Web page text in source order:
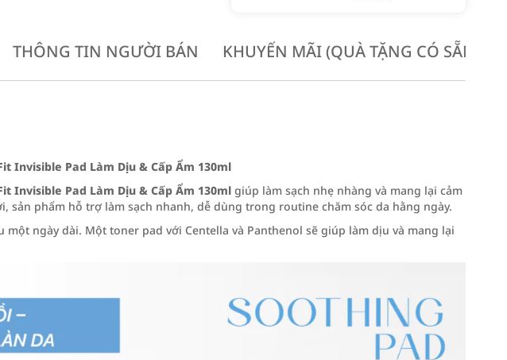
THÔNG TIN NGƯỜI BÁN KHUYẾN MÃI (QUÀ TẶNG CÓ SẴN
Invisible Pad Làm Dịu & Cấp Ẩm 130ml
Invisible Pad Làm Dịu & Cấp Ẩm 130ml giúp làm sạch nhẹ nhàng và mang lại cảm
sản phẩm hỗ trợ làm sạch nhanh, dễ dùng trong routine chăm sóc da hằng ngày.
một ngày dài. Một toner pad với Centella và Panthenol sẽ giúp làm dịu và mang lại